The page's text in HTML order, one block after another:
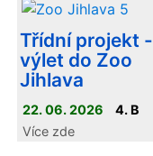
Třídní projekt -
výlet do Zoo
Jihlava
22. 06. 2026
4. B
Více zde